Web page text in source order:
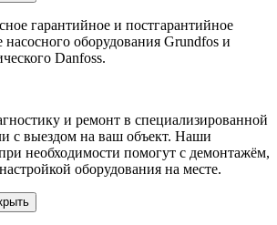
гарантийное и постгарантийное
оборудования Grundfos и
Danfoss.
и ремонт в специализированной
с выездом на ваш объект. Наши
необходимости помогут с демонтажём,
оборудования на месте.